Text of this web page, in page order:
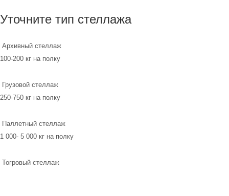
Уточните тип стеллажа
Архивный стеллаж
100-200 кг на полку
Грузовой стеллаж
250-750 кг на полку
Паллетный стеллаж
1 000- 5 000 кг на полку
Тогровый стеллаж